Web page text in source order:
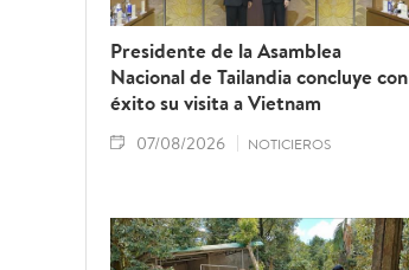
Presidente de la Asamblea
Nacional de Tailandia concluye con
éxito su visita a Vietnam
07/08/2026 NOTICIEROS